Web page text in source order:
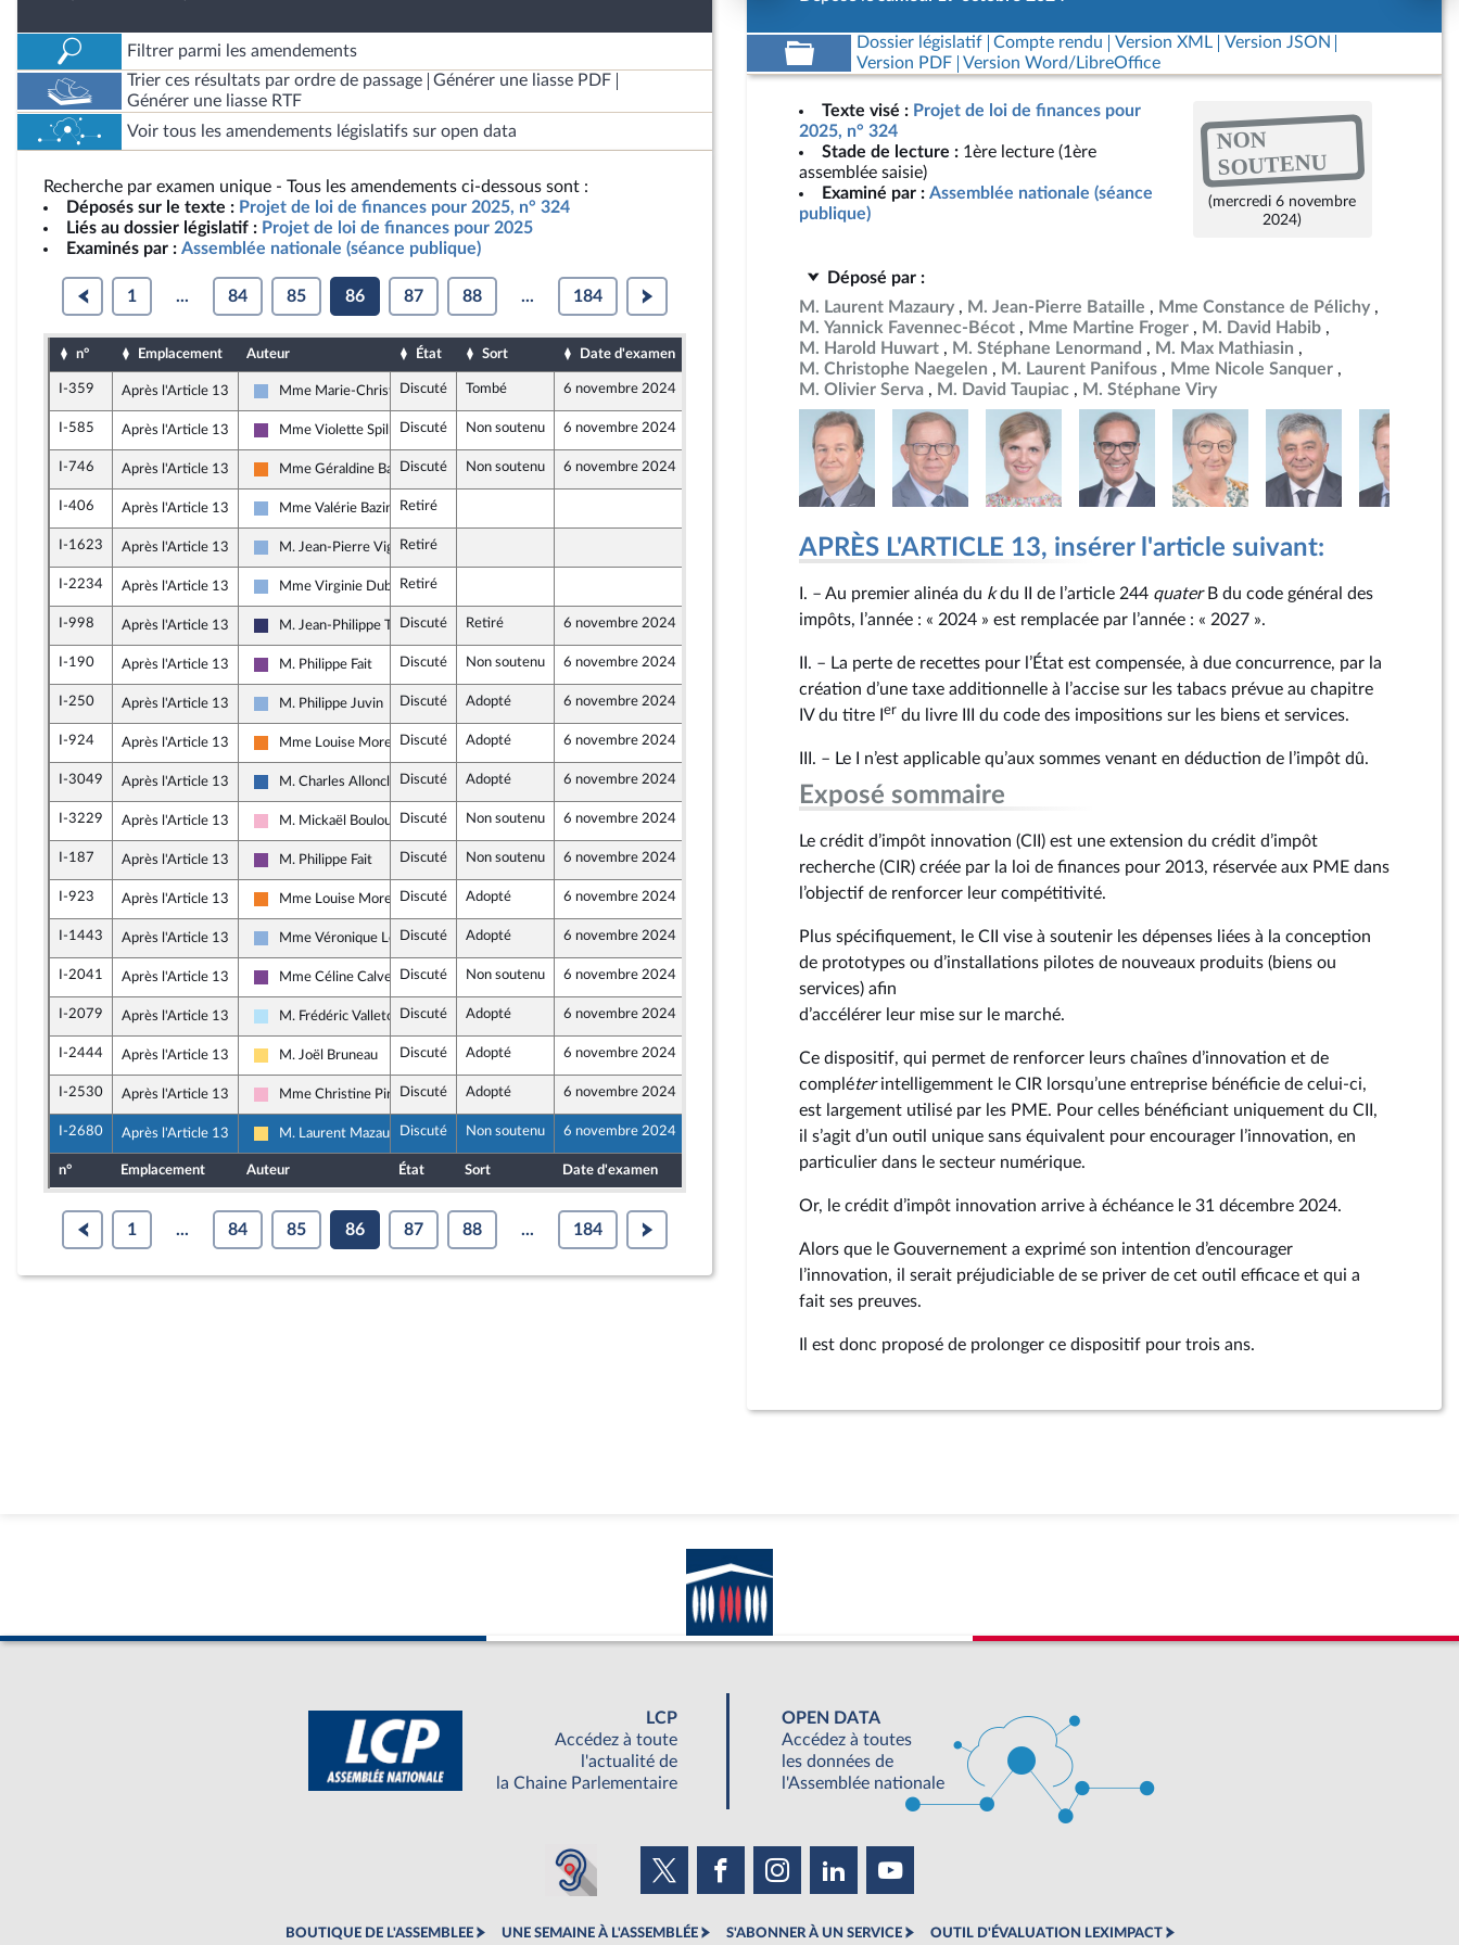
Filtrer parmi les amendements
Trier ces résultats par ordre de passage
Générer une liasse PDF
Générer une liasse RTF
Voir tous les amendements législatifs sur open data
Recherche par examen unique - Tous les amendements ci-dessous sont :
Déposés sur le texte : Projet de loi de finances pour 2025, n° 324
Liés au dossier législatif : Projet de loi de finances pour 2025
Examinés par : Assemblée nationale (séance publique)
1 ... 84 85 86 87 88 ... 184
n° Emplacement Auteur État Sort Date d'examen
I-359 Après l'Article 13
Droite Républicaine
Mme Marie-Christine Dalloz
Discuté Tombé 6 novembre 2024
I-585 Après l'Article 13
Ensemble pour la République
Mme Violette Spillebout
Discuté Non soutenu 6 novembre 2024
I-746 Après l'Article 13
Les Démocrates
Mme Géraldine BannierDiscuté Non soutenu 6 novembre 2024
I-406 Après l'Article 13
Droite Républicaine
Mme Valérie Bazin-Malgras
Retiré 16 octobre 2024
I-1623 Après l'Article 13
Droite Républicaine
M. Jean-Pierre VigierRetiré
I-2234 Après l'Article 13
Droite Républicaine
Mme Virginie Duby-Muller
Retiré 18 octobre 2024
I-998 Après l'Article 13
Rassemblement National
M. Jean-Philippe Tanguy
Discuté Retiré 6 novembre 2024 17 octobre 2024
I-190 Après l'Article 13
Ensemble pour la République
M. Philippe Fait Discuté Non soutenu 6 novembre 2024
I-250 Après l'Article 13
Droite Républicaine
M. Philippe Juvin Discuté Adopté 6 novembre 2024
I-924 Après l'Article 13
Les Démocrates
Mme Louise Morel Discuté Adopté 6 novembre 2024
I-3049 Après l'Article 13
UDR
M. Charles Alloncle Discuté Adopté 6 novembre 2024
I-3229 Après l'Article 13
Socialistes et apparentés
M. Mickaël Bouloux Discuté Non soutenu 6 novembre 2024
I-187 Après l'Article 13
Ensemble pour la République
M. Philippe Fait Discuté Non soutenu 6 novembre 2024
I-923 Après l'Article 13
Les Démocrates
Mme Louise Morel Discuté Adopté 6 novembre 2024 17 octobre 2024
I-1443 Après l'Article 13
Droite Républicaine
Mme Véronique Louwagie
Discuté Adopté 6 novembre 2024
I-2041 Après l'Article 13
Ensemble pour la République
Mme Céline Calvez Discuté Non soutenu 6 novembre 2024
I-2079 Après l'Article 13
Horizons & Indépendants
M. Frédéric ValletouxDiscuté Adopté 6 novembre 2024 18 octobre 2024
I-2444 Après l'Article 13
Libertés, Indépendants, Outre-mer et Territoires
M. Joël Bruneau Discuté Adopté 6 novembre 2024 18 octobre 2024
I-2530 Après l'Article 13
Socialistes et apparentés
Mme Christine Pirès Beaune
Discuté Adopté 6 novembre 2024 18 octobre 2024
I-2680 Après l'Article 13
Libertés, Indépendants, Outre-mer et Territoires
M. Laurent MazauryDiscuté Non soutenu 6 novembre 2024 19 octobre 2024
n° Emplacement Auteur État Sort Date d'examen
1 ... 84 85 86 87 88 ... 184
Dossier législatif Compte rendu Version XML
Version JSON
Version PDF
Version Word/LibreOffice
Texte visé : Projet de loi de finances pour
2025, n° 324
Stade de lecture : 1ère lecture (1ère
assemblée saisie)
Examiné par : Assemblée nationale (séance
publique)
NON
SOUTENU
(mercredi 6 novembre
2024)
Déposé par :
M. Laurent Mazaury
M. Jean-Pierre Bataille
Mme Constance de Pélichy
M. Yannick Favennec-Bécot
Mme Martine Froger
M. David Habib
M. Harold Huwart
M. Stéphane Lenormand
M. Max Mathiasin
M. Christophe Naegelen
M. Laurent Panifous
Mme Nicole Sanquer
M. Olivier Serva
M. David Taupiac M. Stéphane Viry
APRÈS L'ARTICLE 13, insérer l'article suivant:
I. – Au premier alinéa du kdu II de l’article 244 quaterB du code général des
impôts, l’année : « 2024 » est remplacée par l’année : « 2027 ».
II. – La perte de recettes pour l’État est compensée, à due concurrence, par la
création d’une taxe additionnelle à l’accise sur les tabacs prévue au chapitre
IV du titre I er du livre III du code des impositions sur les biens et services.
III. – Le I n’est applicable qu’aux sommes venant en déduction de l’impôt dû.
Exposé sommaire
Le crédit d’impôt innovation (CII) est une extension du crédit d’impôt
recherche (CIR) créée par la loi de finances pour 2013, réservée aux PME dans
l’objectif de renforcer leur compétitivité.
Plus spécifiquement, le CII vise à soutenir les dépenses liées à la conception
de prototypes ou d’installations pilotes de nouveaux produits (biens ou
services) afin
d’accélérer leur mise sur le marché.
Ce dispositif, qui permet de renforcer leurs chaînes d’innovation et de
compléterintelligemment le CIR lorsqu’une entreprise bénéficie de celui-ci,
est largement utilisé par les PME. Pour celles bénéficiant uniquement du CII,
il s’agit d’un outil unique sans équivalent pour encourager l’innovation, en
particulier dans le secteur numérique.
Or, le crédit d’impôt innovation arrive à échéance le 31 décembre 2024.
Alors que le Gouvernement a exprimé son intention d’encourager
l’innovation, il serait préjudiciable de se priver de cet outil efficace et qui a
fait ses preuves.
Il est donc proposé de prolonger ce dispositif pour trois ans.
LCP
Accédez à toute
l'actualité de
la Chaine Parlementaire
OPEN DATA
Accédez à toutes
les données de
l'Assemblée nationale
BOUTIQUE DE L'ASSEMBLEE UNE SEMAINE À L'ASSEMBLÉE S'ABONNER À UN SERVICE OUTIL D'ÉVALUATION LEXIMPACT